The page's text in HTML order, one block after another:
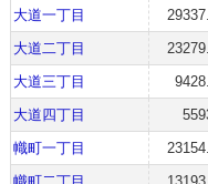
大道一丁目
大道二丁目
大道三丁目
大道四丁目
幟町一丁目